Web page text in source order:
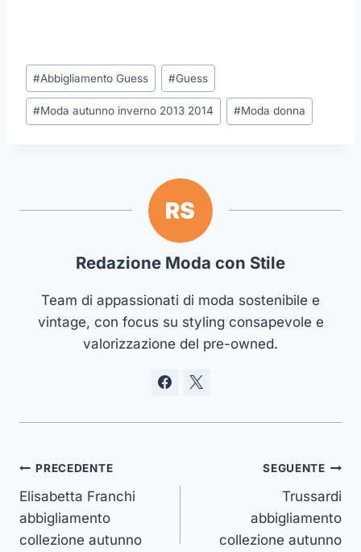
Tag
articolo:
#Abbigliamento Guess #Guess
#Moda autunno inverno 2013 2014 #Moda donna
Redazione Moda con Stile
Team di appassionati di moda sostenibile e
vintage, con focus su styling consapevole e
valorizzazione del pre-owned.
Navigazione
articoli
PRECEDENTE
Elisabetta Franchi
abbigliamento
collezione autunno
SEGUENTE
Trussardi
abbigliamento
collezione autunno